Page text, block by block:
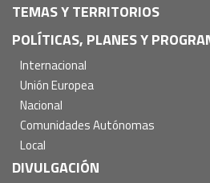
TEMAS Y TERRITORIOS
POLÍTICAS, PLANES Y
Internacional
Unión Europea
Nacional
Comunidades Autónomas
Local
DIVULGACIÓN